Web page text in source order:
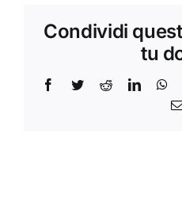
Condividi
tu
Facebook
TwitterReddit